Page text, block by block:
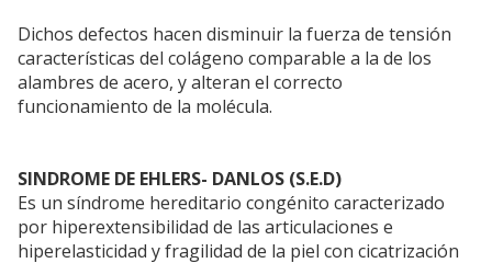
Dichos defectos hacen disminuir la fuerza de tensión
características del colágeno comparable a la de los
alambres de acero, y alteran el correcto
funcionamiento de la molécula.
SINDROME DE EHLERS- DANLOS (S.E.D)
Es un síndrome hereditario congénito caracterizado
por hiperextensibilidad de las articulaciones e
hiperelasticidad y fragilidad de la piel con cicatrización